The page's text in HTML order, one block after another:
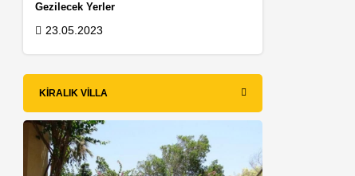
Gezilecek Yerler
23.05.2023
KIRALIK VILLA